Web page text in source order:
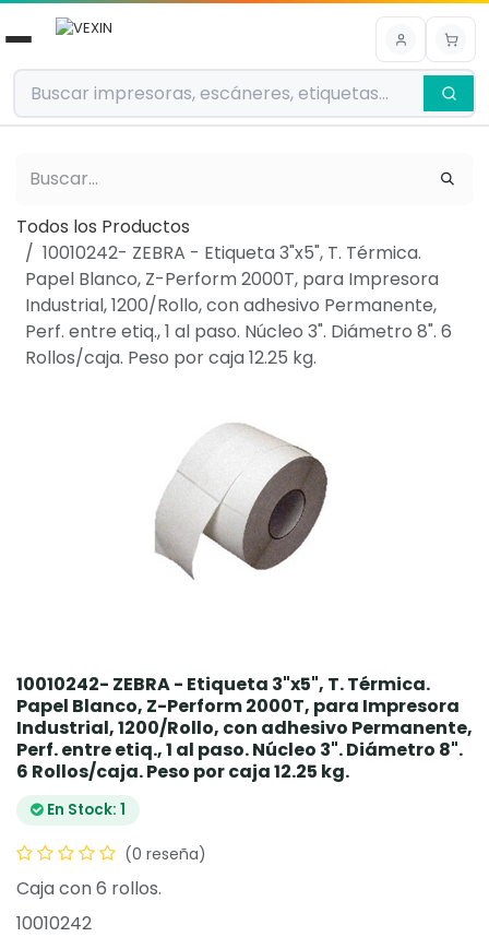
Ir al contenido
Todos los Productos
10010242- ZEBRA - Etiqueta 3"x5", T. Térmica.
Papel Blanco, Z-Perform 2000T, para Impresora
Industrial, 1200/Rollo, con adhesivo Permanente,
Perf. entre etiq., 1 al paso. Núcleo 3". Diámetro 8". 6
Rollos/caja. Peso por caja 12.25 kg.
10010242- ZEBRA - Etiqueta 3"x5", T. Térmica.
Papel Blanco, Z-Perform 2000T, para Impresora
Industrial, 1200/Rollo, con adhesivo Permanente,
Perf. entre etiq., 1 al paso. Núcleo 3". Diámetro 8".
6 Rollos/caja. Peso por caja 12.25 kg.
En Stock: 1
(0 reseña)
Caja con 6 rollos.
10010242